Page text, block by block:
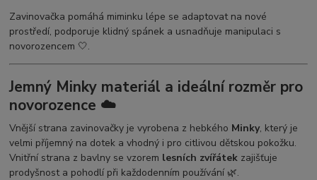
Zavinovačka pomáhá miminku lépe se adaptovat na nové
prostředí, podporuje klidný spánek a usnadňuje manipulaci s
novorozencem 🤍.
Jemný Minky materiál a ideální rozměr pro
novorozence ☁️
Vnější strana zavinovačky je vyrobena z hebkého Minky, který je
velmi příjemný na dotek a vhodný i pro citlivou dětskou pokožku.
Vnitřní strana z bavlny se vzorem lesních zvířátek zajišťuje
prodyšnost a pohodlí při každodenním používání 🌿.